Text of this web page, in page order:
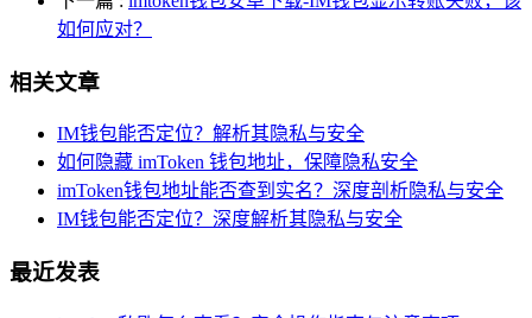
如何应对？
相关文章
IM钱包能否定位？解析其隐私与安全
如何隐藏 imToken 钱包地址，保障隐私安全
imToken钱包地址能否查到实名？深度剖析隐私与安全
IM钱包能否定位？深度解析其隐私与安全
最近发表